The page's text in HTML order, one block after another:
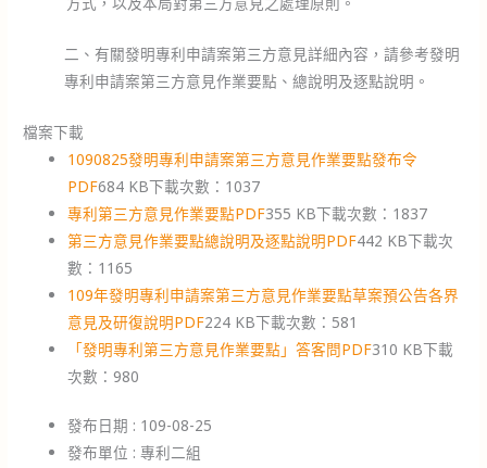
二、有關發明專利申請案第三方意見詳細內容，請參考發明
專利申請案第三方意見作業要點、總說明及逐點說明。
檔案下載
1090825發明專利申請案第三方意見作業要點發布令
PDF684 KB下載次數：1037
專利第三方意見作業要點PDF355 KB下載次數：1837
第三方意見作業要點總說明及逐點說明PDF442 KB下載次
數：1165
109年發明專利申請案第三方意見作業要點草案預公告各界
意見及研復說明PDF224 KB下載次數：581
「發明專利第三方意見作業要點」答客問PDF310 KB下載
次數：980
發布日期 : 109-08-25
發布單位 : 專利二組